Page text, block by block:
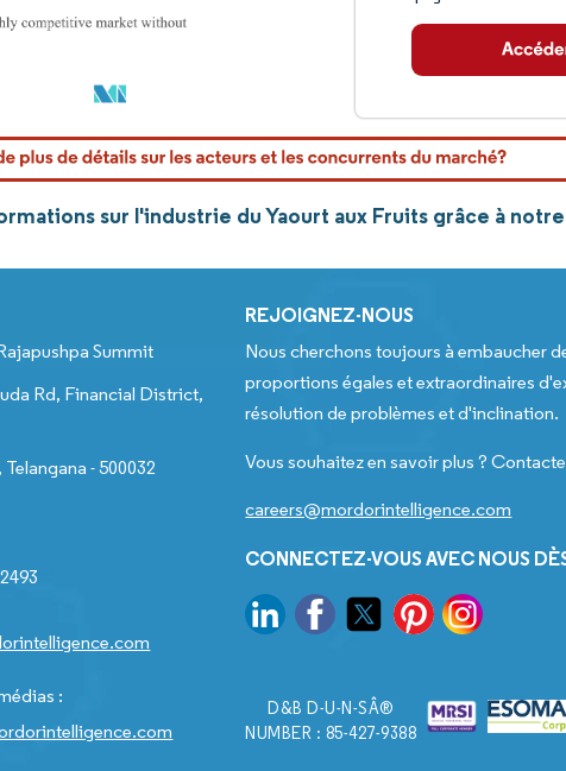
sur l'industrie du Yaourt aux Fruits grâce à
Summit
Rd, Financial District,
- 500032
:
REJOIGNEZ-NOUS
Nous cherchons toujours à embaucher
proportions égales et extraordinaires
résolution de problèmes et d'inclination.
Vous souhaitez en savoir plus ?
careers@mordorintelligence.com
CONNECTEZ-VOUS AVEC NOUS
D&B D-U-N-SÂ®
NUMBER : 85-427-9388